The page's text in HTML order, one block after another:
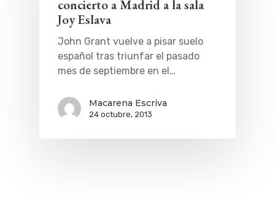
concierto a Madrid a la sala
Joy Eslava
John Grant vuelve a pisar suelo
español tras triunfar el pasado
mes de septiembre en el…
Macarena Escriva
24 octubre, 2013